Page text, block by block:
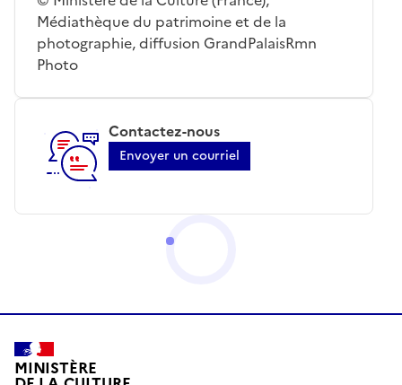
Médiathèque du patrimoine et de la
photographie, diffusion GrandPalaisRmn
Photo
Contactez-nous
Envoyer un courriel
MINISTÈRE